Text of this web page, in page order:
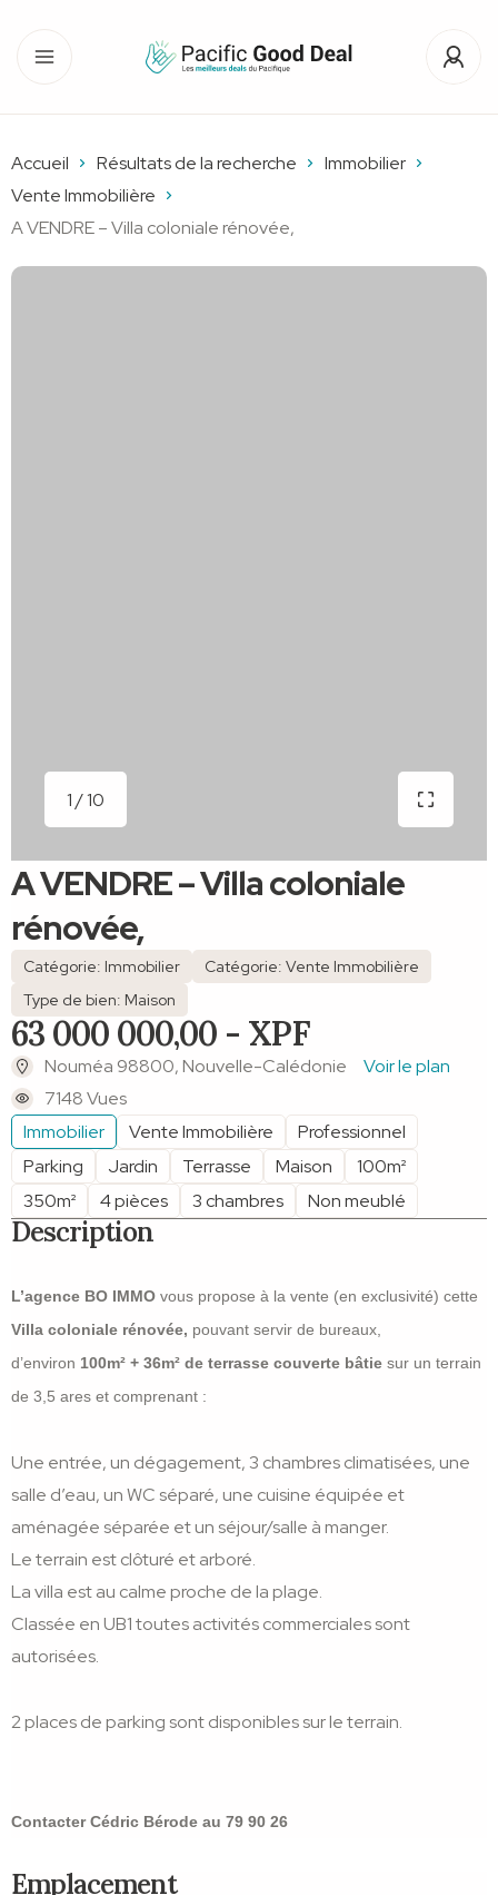
Accueil Résultats de la recherche
Immobilier
Vente Immobilière
A VENDRE – Villa coloniale rénovée,
1 / 10
A VENDRE – Villa coloniale
rénovée,
Catégorie: Immobilier
Catégorie: Vente Immobilière
Type de bien: Maison
63 000 000,00 - XPF
Nouméa 98800, Nouvelle-Calédonie
Voir le plan
7148 Vues
Immobilier
Vente Immobilière
Professionnel
Parking
Jardin Terrasse Maison
100m²
350m²
4 pièces 3 chambres Non meublé
Description
L’agence BO IMMO vous propose à la vente (en exclusivité) cette
Villa coloniale rénovée, pouvant servir de bureaux,
d’environ 100m² + 36m² de terrasse couverte bâtie sur un terrain
de 3,5 ares et comprenant :
Une entrée, un dégagement, 3 chambres climatisées, une
salle d’eau, un WC séparé, une cuisine équipée et
aménagée séparée et un séjour/salle à manger.
Le terrain est clôturé et arboré.
La villa est au calme proche de la plage.
Classée en UB1 toutes activités commerciales sont
autorisées.
2 places de parking sont disponibles sur le terrain.
Contacter Cédric Bérode au 79 90 26
Emplacement